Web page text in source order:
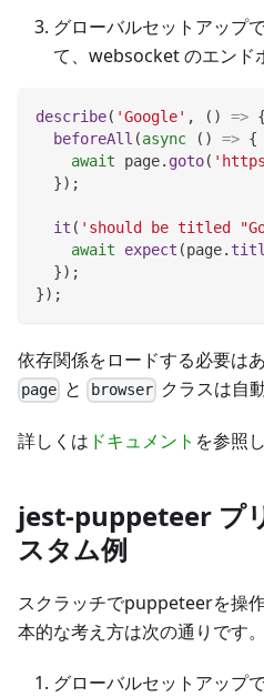
グローバルセットアップ
て、websocket のエンド
describe( 'Google' , ( ) => {
beforeAll (async ( ) => {
await page. goto(
}) ;
it ( 'should be titled
await
expect (page.
}) ;
}) ;
依存関係をロードする必要は
page と browserクラスは自
詳しくは ドキュメント を参照
jest-puppeteer プ
スタム例
スクラッチでpuppeteerを操
本的な考え方は次の通りです。
グローバルセットアップ